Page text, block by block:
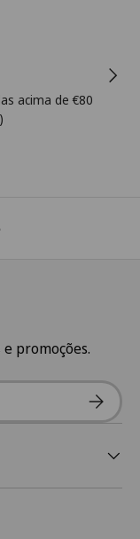
acima de €80
promoções.